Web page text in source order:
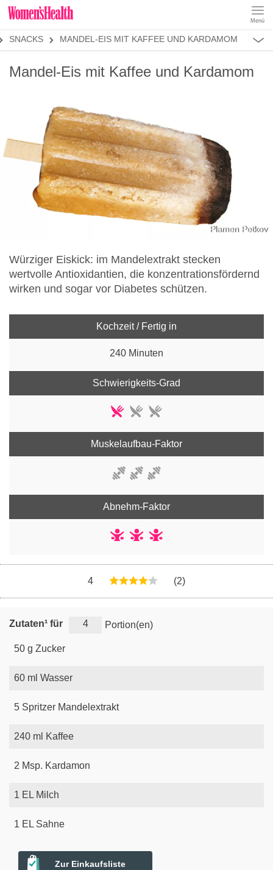
Menü
REZEPTE
SNACKS MANDEL-EIS MIT KAFFEE UND KARDAMOM
VORSPEISEN
HAUPTGERICHTE
DESSERT
SUPPEN
Mandel-Eis mit Kaffee und Kardamom
Plamen Petkov
Würziger Eiskick: im Mandelextrakt stecken
wertvolle Antioxidantien, die konzentrationsfördernd
wirken und sogar vor Diabetes schützen.
Kochzeit / Fertig in
240 Minuten
Schwierigkeits-Grad
Muskelaufbau-Faktor
Abnehm-Faktor
4 (2)
Zutaten¹ für Portion(en)
50 g Zucker
60 ml Wasser
5 Spritzer Mandelextrakt
240 ml Kaffee
2 Msp. Kardamon
1 EL Milch
1 EL Sahne
Zur Einkaufsliste